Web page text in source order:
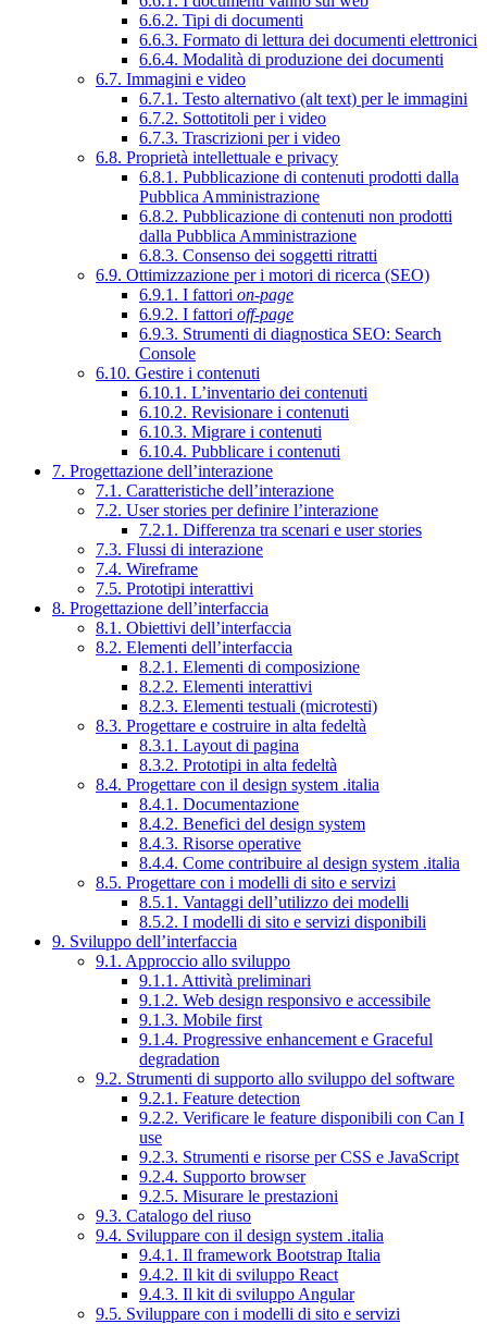
6.6.2. Tipi di documenti
6.6.3. Formato di lettura dei documenti elettronici
6.6.4. Modalità di produzione dei documenti
6.7. Immagini e video
6.7.1. Testo alternativo (alt text) per le immagini
6.7.2. Sottotitoli per i video
6.7.3. Trascrizioni per i video
6.8. Proprietà intellettuale e privacy
6.8.1. Pubblicazione di contenuti prodotti dalla
Pubblica Amministrazione
6.8.2. Pubblicazione di contenuti non prodotti
dalla Pubblica Amministrazione
6.8.3. Consenso dei soggetti ritratti
6.9. Ottimizzazione per i motori di ricerca (SEO)
6.9.1. I fattori on-page
6.9.2. I fattori off-page
6.9.3. Strumenti di diagnostica SEO: Search
Console
6.10. Gestire i contenuti
6.10.1. L’inventario dei contenuti
6.10.2. Revisionare i contenuti
6.10.3. Migrare i contenuti
6.10.4. Pubblicare i contenuti
7. Progettazione dell’interazione
7.1. Caratteristiche dell’interazione
7.2. User stories per definire l’interazione
7.2.1. Differenza tra scenari e user stories
7.3. Flussi di interazione
7.4. Wireframe
7.5. Prototipi interattivi
8. Progettazione dell’interfaccia
8.1. Obiettivi dell’interfaccia
8.2. Elementi dell’interfaccia
8.2.1. Elementi di composizione
8.2.2. Elementi interattivi
8.2.3. Elementi testuali (microtesti)
8.3. Progettare e costruire in alta fedeltà
8.3.1. Layout di pagina
8.3.2. Prototipi in alta fedeltà
8.4. Progettare con il design system .italia
8.4.1. Documentazione
8.4.2. Benefici del design system
8.4.3. Risorse operative
8.4.4. Come contribuire al design system .italia
8.5. Progettare con i modelli di sito e servizi
8.5.1. Vantaggi dell’utilizzo dei modelli
8.5.2. I modelli di sito e servizi disponibili
9. Sviluppo dell’interfaccia
9.1. Approccio allo sviluppo
9.1.1. Attività preliminari
9.1.2. Web design responsivo e accessibile
9.1.3. Mobile first
9.1.4. Progressive enhancement e Graceful
degradation
9.2. Strumenti di supporto allo sviluppo del software
9.2.1. Feature detection
9.2.2. Verificare le feature disponibili con Can I
use
9.2.3. Strumenti e risorse per CSS e JavaScript
9.2.4. Supporto browser
9.2.5. Misurare le prestazioni
9.3. Catalogo del riuso
9.4. Sviluppare con il design system .italia
9.4.1. Il framework Bootstrap Italia
9.4.2. Il kit di sviluppo React
9.4.3. Il kit di sviluppo Angular
9.5. Sviluppare con i modelli di sito e servizi